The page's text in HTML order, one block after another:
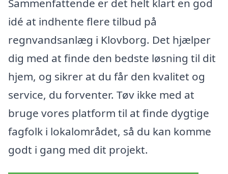
idé at indhente flere tilbud på
regnvandsanlæg i Klovborg. Det hjælper
dig med at finde den bedste løsning til dit
hjem, og sikrer at du får den kvalitet og
service, du forventer. Tøv ikke med at
bruge vores platform til at finde dygtige
fagfolk i lokalområdet, så du kan komme
godt i gang med dit projekt.